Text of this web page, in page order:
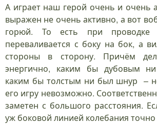
А играет наш герой очень и очень
выражен не очень активно, а вот
горюй. То есть при
переваливается с боку на бок, а
стороны в сторону. Причём
энергично, каким бы дубовым
каким бы толстым ни был шнур –
его игру невозможно.
заметен с большого расстояния.
уж боковой линией колебания точно